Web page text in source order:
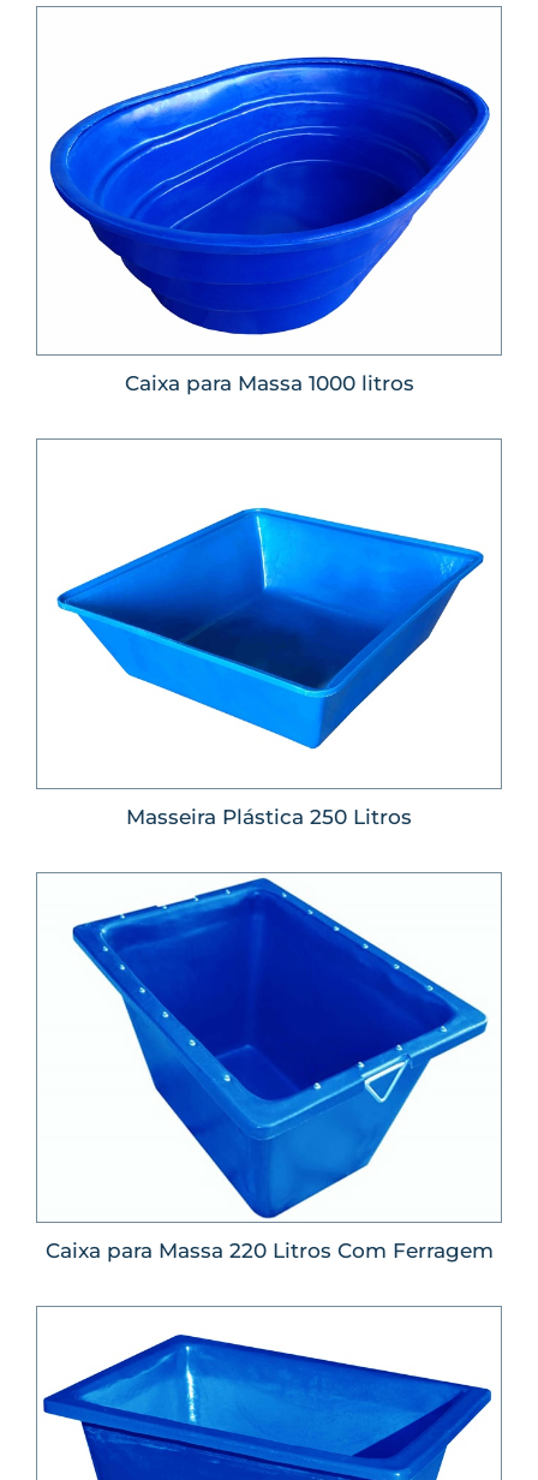
Caixa para Massa 1000 litros
Masseira Plástica 250 Litros
Caixa para Massa 220 Litros Com Ferragem